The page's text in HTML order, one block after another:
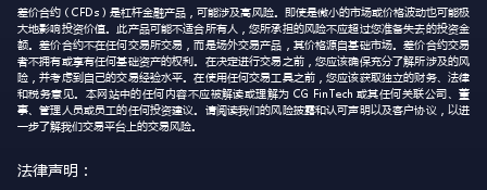
差价合约（CFDs）是杠杆金融产品，可能涉及高风险。即使是微小的市场或价格波动也可能极
大地影响投资价值。此产品可能不适合所有人，您所承担的风险不应超过您准备失去的投资金
额。差价合约不在任何交易所交易，而是场外交易产品，其价格源自基础市场。差价合约交易
者不拥有或享有任何基础资产的权利。在决定进行交易之前，您应该确保充分了解所涉及的风
险，并考虑到自己的交易经验水平。在使用任何交易工具之前，您应该获取独立的财务、法律
和税务意见。本网站中的任何内容不应被解读或理解为 CG FinTech 或其任何关联公司、董
事、管理人员或员工的任何投资建议。请阅读我们的风险披露和认可声明以及客户协议，以进
一步了解我们交易平台上的交易风险。
法律声明：